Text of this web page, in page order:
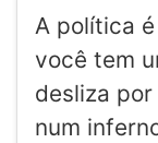
A política
você tem
desliza
num